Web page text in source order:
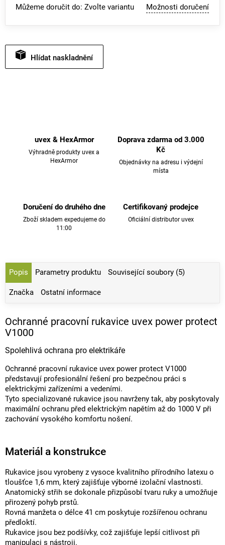
Můžeme doručit do: Zvolte variantu Možnosti doručení
Hlídat
uvex & HexArmor
Výhradně produkty uvex a
HexArmor
Doprava zdarma od 3.000
Kč
Objednávky na adresu i výdejní
místa
Doručení do druhého dne
Zboží skladem expedujeme do
11:00
Certifikovaný prodejce
Oficiální distributor uvex
Popis Parametry produktu Související soubory (5)
Značka Ostatní informace
Ochranné pracovní rukavice uvex power protect
V1000
Spolehlivá ochrana pro elektrikáře
Ochranné pracovní rukavice uvex power protect V1000
představují profesionální řešení pro bezpečnou práci s
elektrickými zařízeními a vedeními.
Tyto specializované rukavice jsou navrženy tak, aby poskytovaly
maximální ochranu před elektrickým napětím až do 1000 V při
zachování vysokého komfortu nošení.
Materiál a konstrukce
Rukavice jsou vyrobeny z vysoce kvalitního přírodního latexu o
tloušťce 1,6 mm, který zajišťuje výborné izolační vlastnosti.
Anatomický střih se dokonale přizpůsobí tvaru ruky a umožňuje
přirozený pohyb prstů.
Rovná manžeta o délce 41 cm poskytuje rozšířenou ochranu
předloktí.
Rukavice jsou bez podšívky, což zajišťuje lepší citlivost při
manipulaci s nástroji.